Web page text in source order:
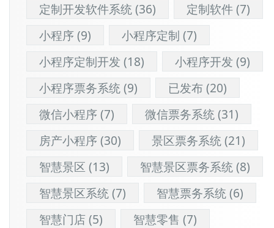
定制开发软件系统(36) 定制软件(7)
小程序(9) 小程序定制 (7)
小程序定制开发 (18) 小程序开发 (9)
小程序票务系统(9) 已发布(20)
微信小程序(7) 微信票务系统(31)
房产小程序(30) 景区票务系统(21)
智慧景区 (13) 智慧景区票务系统(8)
智慧景区系统(7) 智慧票务系统(6)
智慧门店(5) 智慧零售 (7)